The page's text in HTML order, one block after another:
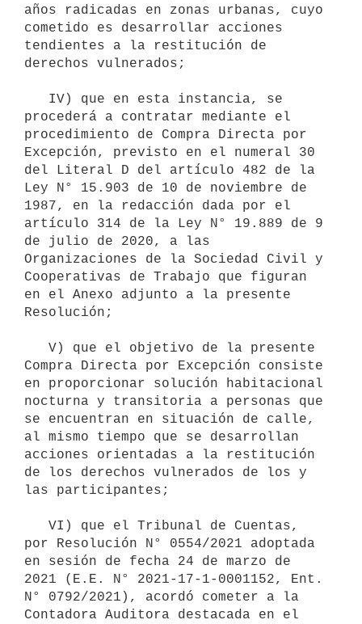
años radicadas en zonas urbanas, cuyo
cometido es desarrollar acciones
tendientes a la restitución de
derechos vulnerados;
procederá a contratar mediante el
procedimiento de Compra Directa por
Excepción, previsto en el numeral 30
del Literal D del artículo 482 de la
Ley N° 15.903 de 10 de noviembre de
1987, en la redacción dada por el
artículo 314 de la Ley N° 19.889 de 9
de julio de 2020, a las
Organizaciones de la Sociedad Civil y
Cooperativas de Trabajo que figuran
en el Anexo adjunto a la presente
Resolución;
Compra Directa por Excepción consiste
en proporcionar solución habitacional
nocturna y transitoria a personas que
se encuentran en situación de calle,
al mismo tiempo que se desarrollan
acciones orientadas a la restitución
de los derechos vulnerados de los y
las participantes;
por Resolución N° 0554/2021 adoptada
en sesión de fecha 24 de marzo de
2021 (E.E. N° 2021-17-1-0001152, Ent.
N° 0792/2021), acordó cometer a la
Contadora Auditora destacada en el